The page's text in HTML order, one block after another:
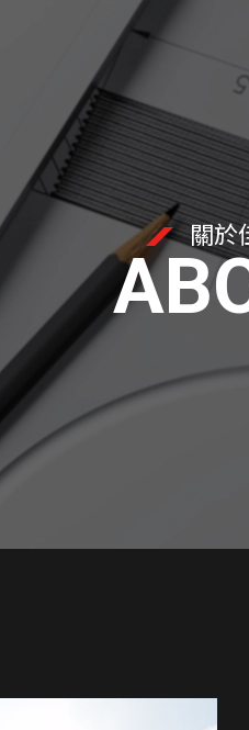
關於